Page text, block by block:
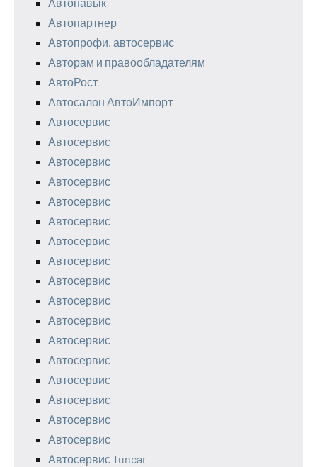
Автопартнер
Автопрофи, автосервис
Авторам и правообладателям
АвтоРост
Автосалон АвтоИмпорт
Автосервис
Автосервис
Автосервис
Автосервис
Автосервис
Автосервис
Автосервис
Автосервис
Автосервис
Автосервис
Автосервис
Автосервис
Автосервис
Автосервис
Автосервис
Автосервис
Автосервис
Автосервис Tuncar